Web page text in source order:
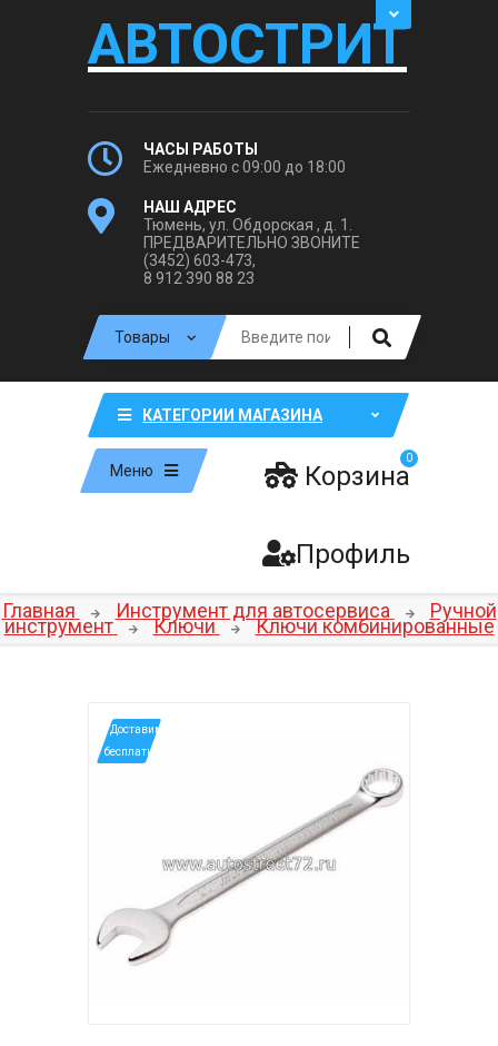
АВТОСТРИТ
ЧАСЫ РАБОТЫ
Ежедневно с 09:00 до 18:00
НАШ АДРЕС
Тюмень, ул. Обдорская , д. 1.
ПРЕДВАРИТЕЛЬНО ЗВОНИТЕ
(3452) 603-473,
8 912 390 88 23
КАТЕГОРИИ МАГАЗИНА
Меню Корзина
0
Профиль
Главная Инструмент для автосервиса Ручной
инструмент Ключи Ключи комбинированные
*Доставим
бесплатно